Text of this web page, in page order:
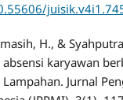
H., &
karyawan
Lampahan. Jurnal